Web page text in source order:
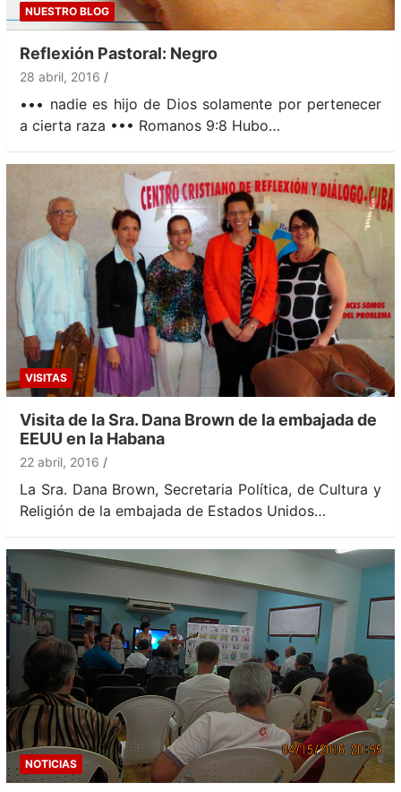
NUESTRO BLOG
Reflexión Pastoral: Negro
28 abril, 2016
••• nadie es hijo de Dios solamente por pertenecer
a cierta raza ••• Romanos 9:8 Hubo…
VISITAS
Visita de la Sra. Dana Brown de la embajada de
EEUU en la Habana
22 abril, 2016
La Sra. Dana Brown, Secretaria Política, de Cultura y
Religión de la embajada de Estados Unidos…
NOTICIAS